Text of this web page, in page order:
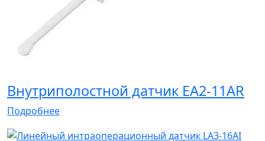
Внутриполостной датчик EA2-11AR
Подробнее